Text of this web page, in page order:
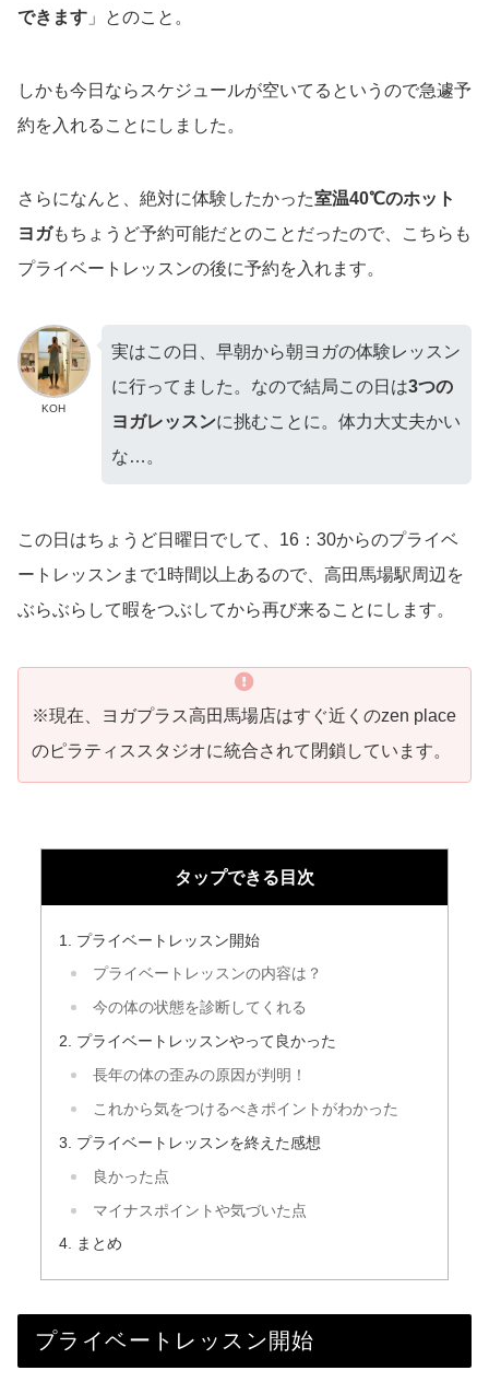
できます 」とのこと。
しかも今日ならスケジュールが空いてるというので急遽予
約を入れることにしました。
さらになんと、絶対に体験したかった室温40℃のホット
ヨガもちょうど予約可能だとのことだったので、こちらも
プライベートレッスンの後に予約を入れます。
KOH
実はこの日、早朝から朝ヨガの体験レッスン
に行ってました。なので結局この日は3つの
ヨガレッスンに挑むことに。体力大丈夫かい
な…。
この日はちょうど日曜日でして、16：30からのプライベ
ートレッスンまで1時間以上あるので、高田馬場駅周辺を
ぶらぶらして暇をつぶしてから再び来ることにします。
※現在、ヨガプラス高田馬場店はすぐ近くのzen place
のピラティススタジオに統合されて閉鎖しています。
タップできる目次
プライベートレッスン開始
プライベートレッスンの内容は？
今の体の状態を診断してくれる
プライベートレッスンやって良かった
長年の体の歪みの原因が判明！
これから気をつけるべきポイントがわかった
プライベートレッスンを終えた感想
良かった点
マイナスポイントや気づいた点
まとめ
プライベートレッスン開始